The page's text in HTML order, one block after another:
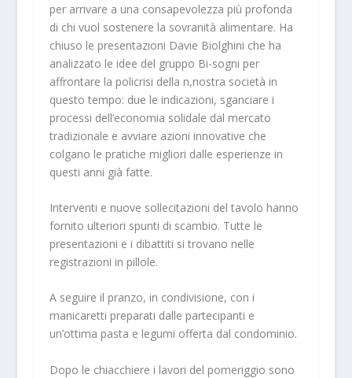
per arrivare a una consapevolezza più profonda
di chi vuol sostenere la sovranità alimentare. Ha
chiuso le presentazioni Davie Biolghini che ha
analizzato le idee del gruppo Bi-sogni per
affrontare la policrisi della n,nostra società in
questo tempo: due le indicazioni, sganciare i
processi dell’economia solidale dal mercato
tradizionale e avviare azioni innovative che
colgano le pratiche migliori dalle esperienze in
questi anni già fatte.
Interventi e nuove sollecitazioni del tavolo hanno
fornito ulteriori spunti di scambio. Tutte le
presentazioni e i dibattiti si trovano nelle
registrazioni in pillole.
A seguire il pranzo, in condivisione, con i
manicaretti preparati dalle partecipanti e
un’ottima pasta e legumi offerta dal condominio.
Dopo le chiacchiere i lavori del pomeriggio sono